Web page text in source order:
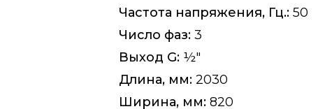
Частота напряжения, Гц.: 50
Число фаз: 3
Выход G: ½"
Длина, мм: 2030
Ширина, мм: 820